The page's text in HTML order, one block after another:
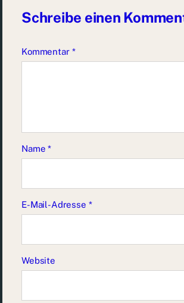
Schreibe einen
Kommentar *
Name*
E-Mail-Adresse *
Website